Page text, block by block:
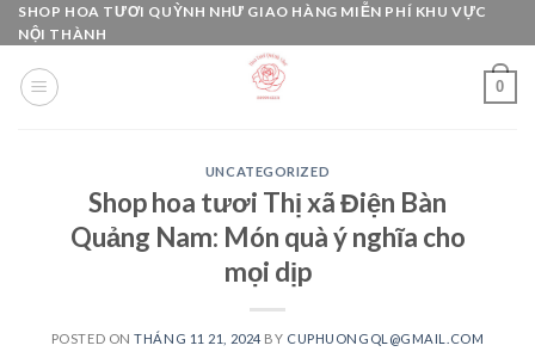
Skip
to
content
SHOP HOA TƯƠI QUỲNH NHƯ GIAO HÀNG MIỄN PHÍ KHU VỰC
NỘI THÀNH
0
UNCATEGORIZED
Shop hoa tươi Thị xã Điện Bàn
Quảng Nam: Món quà ý nghĩa cho
mọi dịp
POSTED ONTHÁNG 11 21, 2024 BY CUPHUONGQL@GMAIL.COM